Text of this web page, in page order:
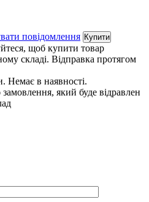
повідомлення Купити
, щоб купити товар
складі. Відправка протягом
Немає в наявності.
який буде відравлен